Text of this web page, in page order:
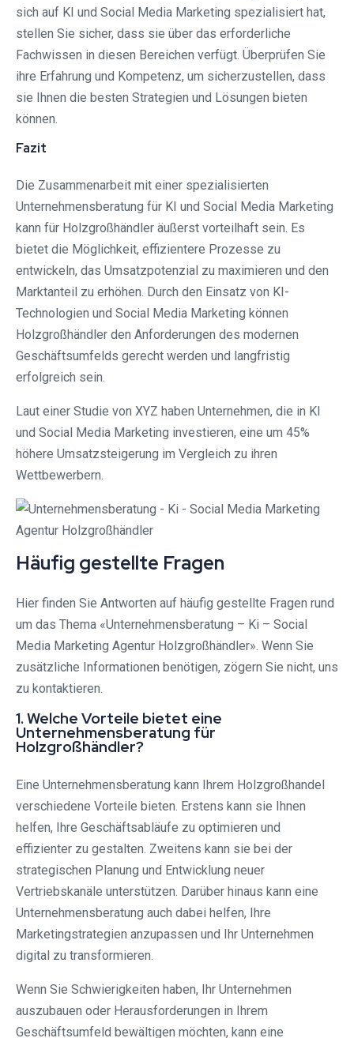
sich auf KI und Social Media Marketing spezialisiert hat,
stellen Sie sicher, dass sie über das erforderliche
Fachwissen in diesen Bereichen verfügt. Überprüfen Sie
ihre Erfahrung und Kompetenz, um sicherzustellen, dass
sie Ihnen die besten Strategien und Lösungen bieten
können.
Fazit
Die Zusammenarbeit mit einer spezialisierten
Unternehmensberatung für KI und Social Media Marketing
kann für Holzgroßhändler äußerst vorteilhaft sein. Es
bietet die Möglichkeit, effizientere Prozesse zu
entwickeln, das Umsatzpotenzial zu maximieren und den
Marktanteil zu erhöhen. Durch den Einsatz von KI-
Technologien und Social Media Marketing können
Holzgroßhändler den Anforderungen des modernen
Geschäftsumfelds gerecht werden und langfristig
erfolgreich sein.
Laut einer Studie von XYZ haben Unternehmen, die in KI
und Social Media Marketing investieren, eine um 45%
höhere Umsatzsteigerung im Vergleich zu ihren
Wettbewerbern.
Häufig gestellte Fragen
Hier finden Sie Antworten auf häufig gestellte Fragen rund
um das Thema «Unternehmensberatung – Ki – Social
Media Marketing Agentur Holzgroßhändler». Wenn Sie
zusätzliche Informationen benötigen, zögern Sie nicht, uns
zu kontaktieren.
1. Welche Vorteile bietet eine
Unternehmensberatung für
Holzgroßhändler?
Eine Unternehmensberatung kann Ihrem Holzgroßhandel
verschiedene Vorteile bieten. Erstens kann sie Ihnen
helfen, Ihre Geschäftsabläufe zu optimieren und
effizienter zu gestalten. Zweitens kann sie bei der
strategischen Planung und Entwicklung neuer
Vertriebskanäle unterstützen. Darüber hinaus kann eine
Unternehmensberatung auch dabei helfen, Ihre
Marketingstrategien anzupassen und Ihr Unternehmen
digital zu transformieren.
Wenn Sie Schwierigkeiten haben, Ihr Unternehmen
auszubauen oder Herausforderungen in Ihrem
Geschäftsumfeld bewältigen möchten, kann eine